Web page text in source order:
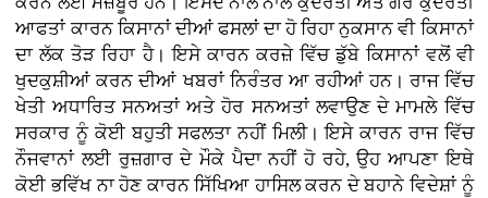
ਆਫਤਾਂ ਕਾਰਨ ਕਿਸਾਨਾਂ ਦੀਆਂ ਫਸਲਾਂ ਦਾ ਹੋ ਰਿਹਾ ਨੁਕਸਾਨ ਵੀ ਕਿਸਾਨਾਂ
ਦਾ ਲੱਕ ਤੋੜ ਰਿਹਾ ਹੈ। ਇਸੇ ਕਾਰਨ ਕਰਜ਼ੇ ਵਿੱਚ ਡੁੱਬੇ ਕਿਸਾਨਾਂ ਵਲੋਂ ਵੀ
ਖੁਦਕੁਸ਼ੀਆਂ ਕਰਨ ਦੀਆਂ ਖਬਰਾਂ ਨਿਰੰਤਰ ਆ ਰਹੀਆਂ ਹਨ। ਰਾਜ ਵਿੱਚ
ਖੇਤੀ ਅਧਾਰਿਤ ਸਨਅਤਾਂ ਅਤੇ ਹੋਰ ਸਨਅਤਾਂ ਲਵਾਉਣ ਦੇ ਮਾਮਲੇ ਵਿੱਚ
ਸਰਕਾਰ ਨੂੰ ਕੋਈ ਬਹੁਤੀ ਸਫਲਤਾ ਨਹੀਂ ਮਿਲੀ। ਇਸੇ ਕਾਰਨ ਰਾਜ ਵਿੱਚ
ਨੌਜਵਾਨਾਂ ਲਈ ਰੁਜ਼ਗਾਰ ਦੇ ਮੌਕੇ ਪੈਦਾ ਨਹੀਂ ਹੋ ਰਹੇ, ਉਹ ਆਪਣਾ ਇਥੇ
ਕੋਈ ਭਵਿੱਖ ਨਾ ਹੋਣ ਕਾਰਨ ਸਿੱਖਿਆ ਹਾਸਿਲ ਕਰਨ ਦੇ ਬਹਾਨੇ ਵਿਦੇਸ਼ਾਂ ਨੂੰ